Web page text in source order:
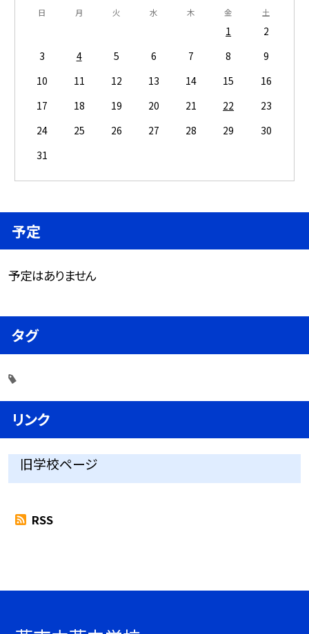
日 月 火 水 木 金 土
1
2
3
4 5 6 7 8
9
10
11 12 13 14 15
16
17
18 19 20 21 22
23
24
25 26 27 28 29
30
31
予定
予定はありません
タグ
リンク
旧学校ページ
RSS